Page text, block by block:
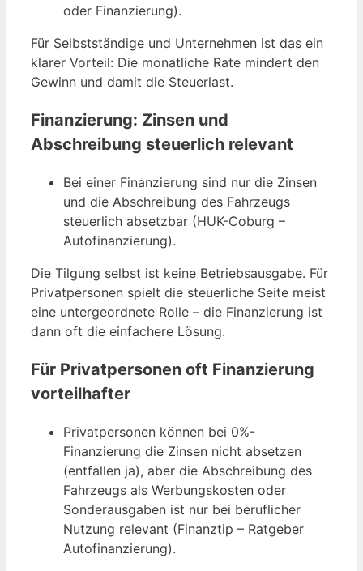
oder Finanzierung).
Für Selbstständige und Unternehmen ist das ein
klarer Vorteil: Die monatliche Rate mindert den
Gewinn und damit die Steuerlast.
Finanzierung: Zinsen und
Abschreibung steuerlich relevant
Bei einer Finanzierung sind nur die Zinsen
und die Abschreibung des Fahrzeugs
steuerlich absetzbar (HUK-Coburg –
Autofinanzierung).
Die Tilgung selbst ist keine Betriebsausgabe. Für
Privatpersonen spielt die steuerliche Seite meist
eine untergeordnete Rolle – die Finanzierung ist
dann oft die einfachere Lösung.
Für Privatpersonen oft Finanzierung
vorteilhafter
Privatpersonen können bei 0%-
Finanzierung die Zinsen nicht absetzen
(entfallen ja), aber die Abschreibung des
Fahrzeugs als Werbungskosten oder
Sonderausgaben ist nur bei beruflicher
Nutzung relevant (Finanztip – Ratgeber
Autofinanzierung).